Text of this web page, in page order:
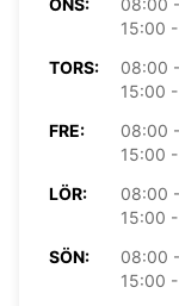
ONS:
08:00
15:00
TORS:
08:00
15:00
FRE:
08:00
15:00
LÖR:
08:00
15:00
SÖN:
08:00
15:00